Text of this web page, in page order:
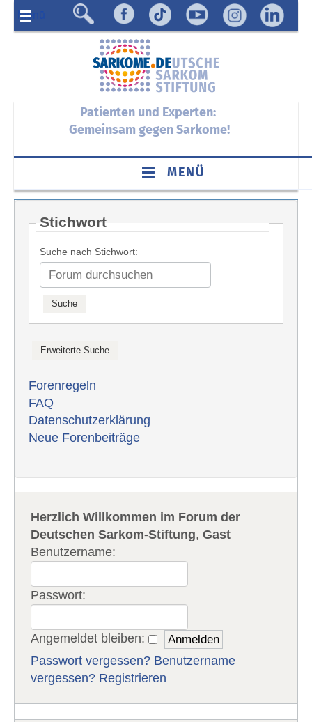
Menü
Patienten und Experten:
Gemeinsam gegen Sarkome!
MENÜ
Stichwort
Suche nach Stichwort:
Forenregeln
FAQ
Datenschutzerklärung
Neue Forenbeiträge
Herzlich Willkommen im Forum der
Deutschen Sarkom-Stiftung,Gast
Benutzername:
Passwort:
Angemeldet bleiben:
Passwort vergessen? Benutzername
vergessen? Registrieren